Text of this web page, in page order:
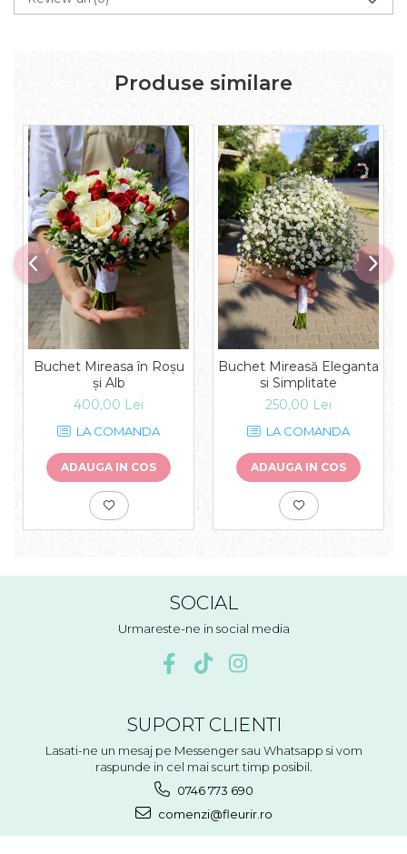
Produse similare
Buchet Mireasa în Roșu
și Alb
400,00 Lei
LA COMANDA
ADAUGA IN COS
Buchet Mireasă Eleganta
si Simplitate
250,00 Lei
LA COMANDA
ADAUGA IN COS
SOCIAL
Urmareste-ne in social media
SUPORT CLIENTI
Lasati-ne un mesaj pe Messenger sau Whatsapp si vom
raspunde in cel mai scurt timp posibil.
0746 773 690
comenzi@fleurir.ro